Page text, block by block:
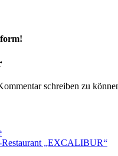
schreiben zu
„EXCALIBUR“